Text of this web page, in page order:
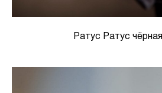
Ратус Ратус